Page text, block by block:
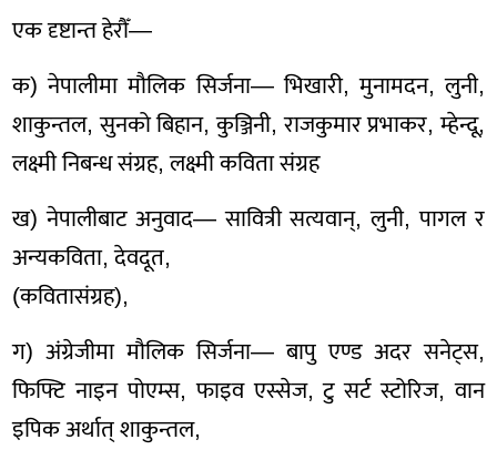
एक दृष्टान्त हेरौँ—
क) नेपालीमा मौलिक सिर्जना— भिखारी, मुनामदन, लुनी,
शाकुन्तल, सुनको बिहान, कुञ्जिनी, राजकुमार प्रभाकर, म्हेन्दू,
लक्ष्मी निबन्ध संग्रह, लक्ष्मी कविता संग्रह
ख) नेपालीबाट अनुवाद— सावित्री सत्यवान्, लुनी, पागल र
अन्यकविता, देवदूत,
(कवितासंग्रह),
ग) अंग्रेजीमा मौलिक सिर्जना— बापु एण्ड अदर सनेट्स,
फिफ्टि नाइन पोएम्स, फाइव एस्सेज, टु सर्ट स्टोरिज, वान
इपिक अर्थात् शाकुन्तल,